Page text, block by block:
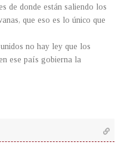
de donde están saliendo los
que eso es lo único que
no hay ley que los
ese país gobierna la